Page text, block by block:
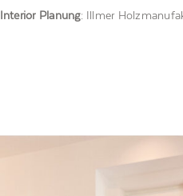
Interior Planung: Illmer